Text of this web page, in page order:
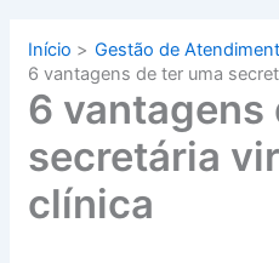
Início
Gestão de
6 vantagens de ter uma
6 vantagens
secretária
clínica